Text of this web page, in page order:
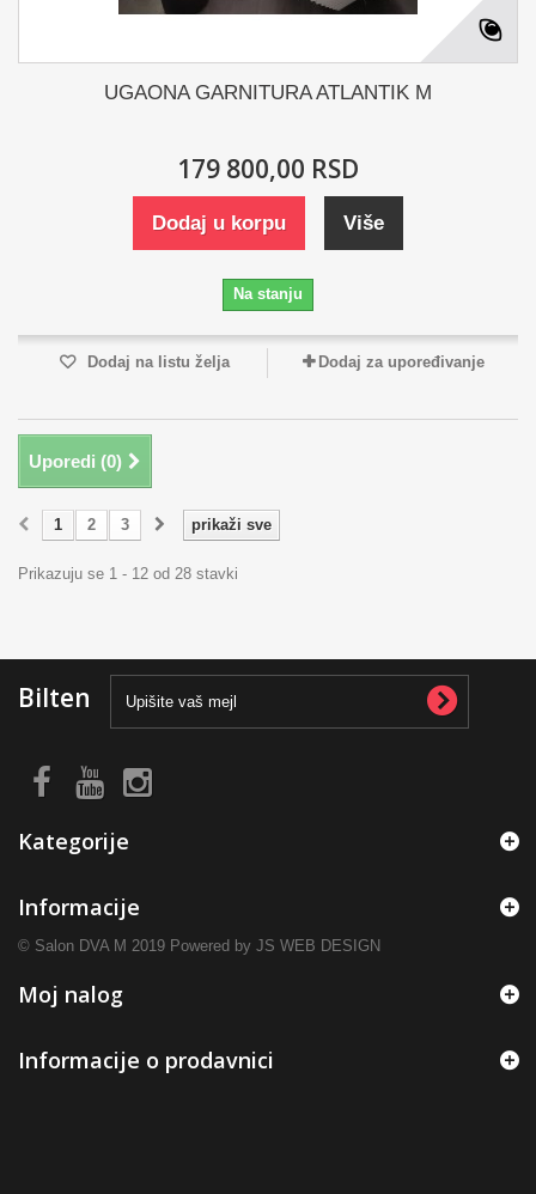
UGAONA GARNITURA ATLANTIK M
179 800,00 RSD
Dodaj u korpu Više
Na stanju
Dodaj na listu želja Dodaj za upoređivanje
Uporedi (0)
prikaži sve
1 2 3
Prikazuju se 1 - 12 od 28 stavki
Bilten
Kategorije
Informacije
© Salon DVA M 2019 Powered by JS WEB DESIGN
Moj nalog
Informacije o prodavnici